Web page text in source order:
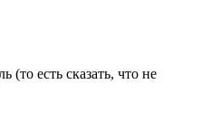
есть сказать, что не